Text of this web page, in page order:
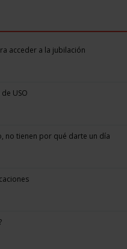
acceder a la jubilación
USO
no tienen por qué darte un día